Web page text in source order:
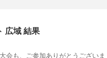
広域 結果
会も、ご参加ありがとうございま